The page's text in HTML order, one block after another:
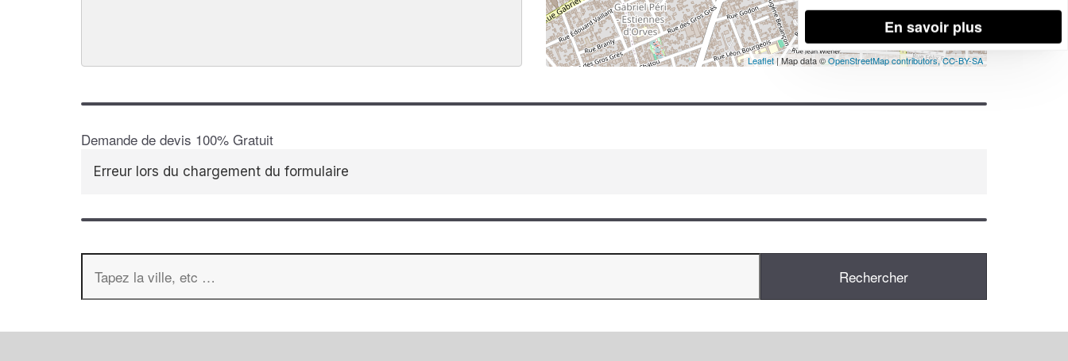
Leaflet | Map data ©OpenStreetMap contributors,CC-BY-SA
Demande de devis 100% Gratuit
Erreur lors du chargement du formulaire
En savoir plus